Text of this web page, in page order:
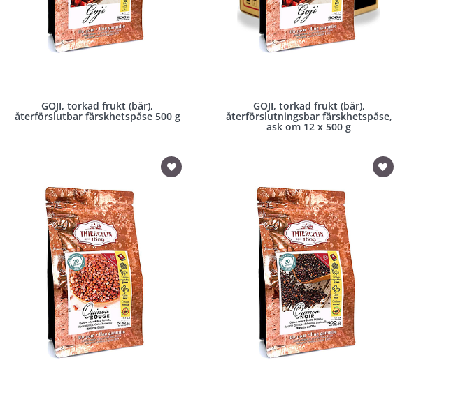
GOJI, torkad frukt (bär),
återförslutbar färskhetspåse 500 g
GOJI, torkad frukt (bär),
återförslutningsbar färskhetspåse,
ask om 12 x 500 g